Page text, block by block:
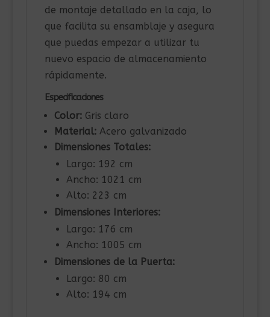
de montaje detallado en la caja, lo
que facilita su ensamblaje y asegura
que puedas empezar a utilizar tu
nuevo espacio de almacenamiento
rápidamente.
Especificaciones
Color:Gris claro
Material:Acero galvanizado
Dimensiones Totales:
Largo: 192 cm
Ancho: 1021 cm
Alto: 223 cm
Dimensiones Interiores:
Largo: 176 cm
Ancho: 1005 cm
Dimensiones de la Puerta:
Largo: 80 cm
Alto: 194 cm